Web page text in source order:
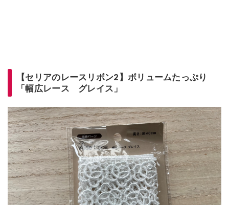
【セリアのレースリボン2】ボリュームたっぷり
「幅広レース グレイス」